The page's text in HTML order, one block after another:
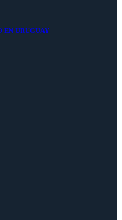
EN URUGUAY